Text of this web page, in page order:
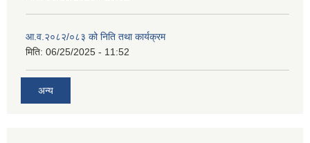
आ.व.२०८२/०८३ को निति तथा कार्यक्रम
मिति: 06/25/2025 - 11:52
अन्य